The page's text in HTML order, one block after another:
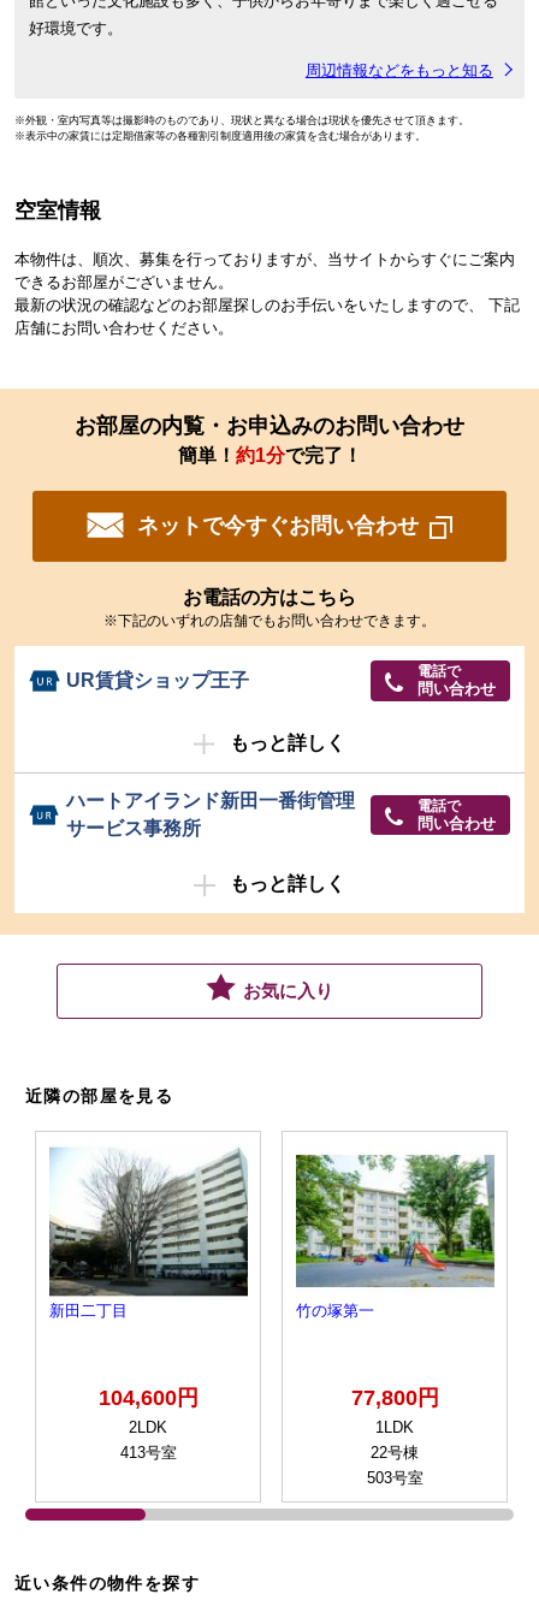
好環境です。
周辺情報などをもっと知る
※外観・室内写真等は撮影時のものであり、現状と異なる場合は現状を優先させて頂きます。
※表示中の家賃には定期借家等の各種割引制度適用後の家賃を含む場合があります。
空室情報
本物件は、順次、募集を行っておりますが、当サイトからすぐにご案内
できるお部屋がございません。
最新の状況の確認などのお部屋探しのお手伝いをいたしますので、 下記
店舗にお問い合わせください。
お部屋の内覧・お申込みのお問い合わせ
簡単！ 約1分で完了！
ネットで今すぐお問い合わせ
お電話の方はこちら
※下記のいずれの店舗でもお問い合わせできます。
UR賃貸ショップ王子 電話で
問い合わせ
もっと詳しく
ハートアイランド新田一番街管理
サービス事務所
電話で
問い合わせ
もっと詳しく
お気に入り
近隣の部屋を見る
新田二丁目
104,600円
2LDK
413号室
竹の塚第一
77,800円
1LDK
22号棟
503号室
近い条件の物件を探す